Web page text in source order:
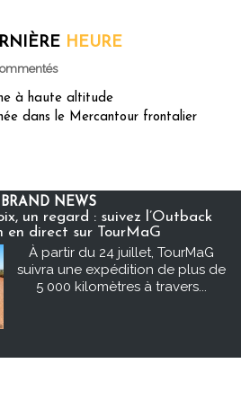
HEURE
à haute altitude
dans le Mercantour frontalier
BRAND NEWS
un regard : suivez l’Outback
en direct sur TourMaG
À partir du 24 juillet, TourMaG
suivra une expédition de plus de
5 000 kilomètres à travers...